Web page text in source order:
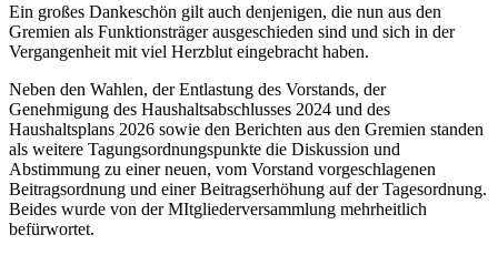
Ein großes Dankeschön gilt auch denjenigen, die nun aus den
Gremien als Funktionsträger ausgeschieden sind und sich in der
Vergangenheit mit viel Herzblut eingebracht haben.
Neben den Wahlen, der Entlastung des Vorstands, der
Genehmigung des Haushaltsabschlusses 2024 und des
Haushaltsplans 2026 sowie den Berichten aus den Gremien standen
als weitere Tagungsordnungspunkte die Diskussion und
Abstimmung zu einer neuen, vom Vorstand vorgeschlagenen
Beitragsordnung und einer Beitragserhöhung auf der Tagesordnung.
Beides wurde von der MItgliederversammlung mehrheitlich
befürwortet.